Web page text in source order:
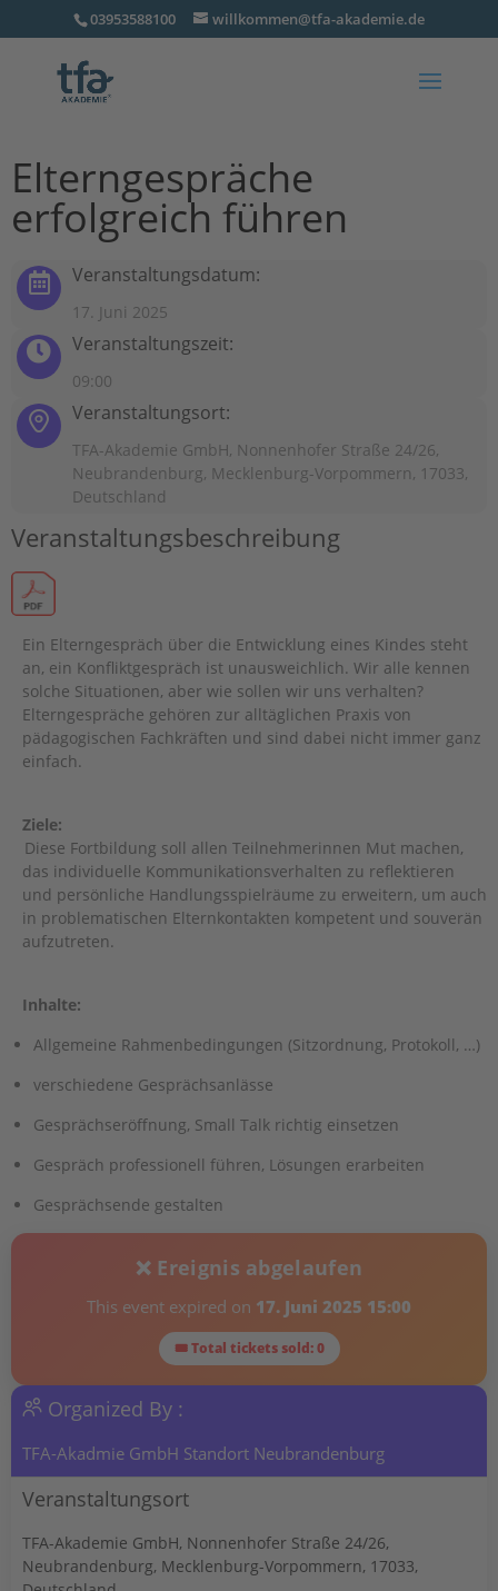
03953588100 willkommen@tfa-akademie.de
Elterngespräche
erfolgreich führen
Veranstaltungsdatum:
17. Juni 2025
Veranstaltungszeit:
09:00
Veranstaltungsort:
TFA-Akademie GmbH, Nonnenhofer Straße 24/26,
Neubrandenburg, Mecklenburg-Vorpommern, 17033,
Deutschland
Veranstaltungsbeschreibung
Ein Elterngespräch über die Entwicklung eines Kindes steht
an, ein Konfliktgespräch ist unausweichlich. Wir alle kennen
solche Situationen, aber wie sollen wir uns verhalten?
Elterngespräche gehören zur alltäglichen Praxis von
pädagogischen Fachkräften und sind dabei nicht immer ganz
einfach.
Ziele:
Diese Fortbildung soll allen Teilnehmerinnen Mut machen,
das individuelle Kommunikationsverhalten zu reflektieren
und persönliche Handlungsspielräume zu erweitern, um auch
in problematischen Elternkontakten kompetent und souverän
aufzutreten.
Inhalte:
Allgemeine Rahmenbedingungen (Sitzordnung, Protokoll, …)
verschiedene Gesprächsanlässe
Gesprächseröffnung, Small Talk richtig einsetzen
Gespräch professionell führen, Lösungen erarbeiten
Gesprächsende gestalten
❌ Ereignis abgelaufen
This event expired on 17. Juni 2025 15:00
🎟 Total tickets sold: 0
Organized By :
TFA-Akadmie GmbH Standort Neubrandenburg
Veranstaltungsort
TFA-Akademie GmbH, Nonnenhofer Straße 24/26,
Neubrandenburg, Mecklenburg-Vorpommern, 17033,